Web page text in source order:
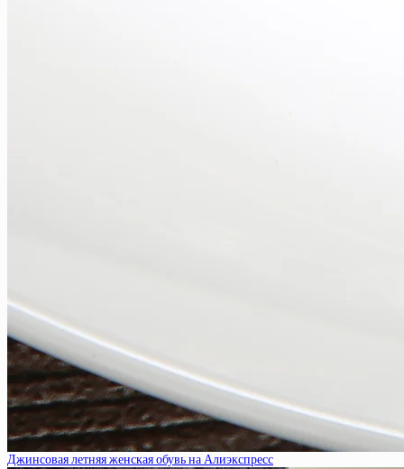
Джинсовая летняя женская обувь на Алиэкспресс